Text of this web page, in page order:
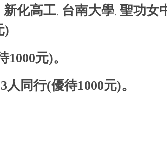
新化高工、 台南大學、 聖功女
)
元)。
同行(優待1000元)。